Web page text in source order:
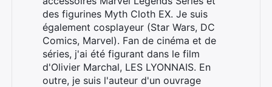
des figurines Myth Cloth EX. Je suis
également cosplayeur (Star Wars, DC
Comics, Marvel). Fan de cinéma et de
séries, j'ai été figurant dans le film
d'Olivier Marchal, LES LYONNAIS. En
outre, je suis l'auteur d'un ouvrage